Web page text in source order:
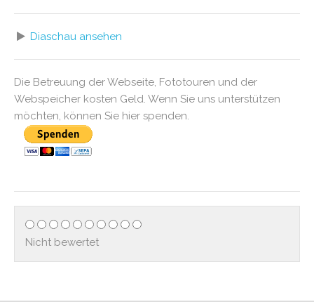
Diaschau ansehen
Die Betreuung der Webseite, Fototouren und der
Webspeicher kosten Geld. Wenn Sie uns unterstützen
möchten, können Sie hier spenden.
Nicht bewertet